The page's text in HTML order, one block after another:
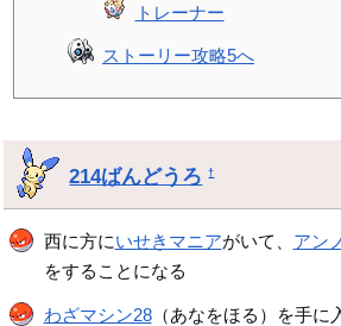
トレーナー
ストーリー攻略5へ
214ばんどうろ †
西に方にいせきマニアがいて、 アン
をすることになる
わざマシン28（あなをほる）を手に